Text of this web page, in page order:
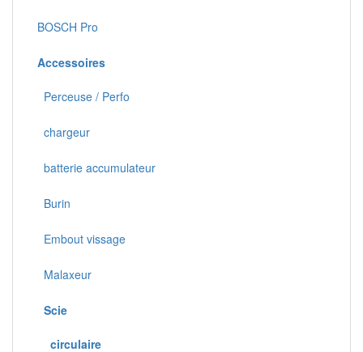
BOSCH Pro
Accessoires
Perceuse / Perfo
chargeur
batterie accumulateur
Burin
Embout vissage
Malaxeur
Scie
circulaire